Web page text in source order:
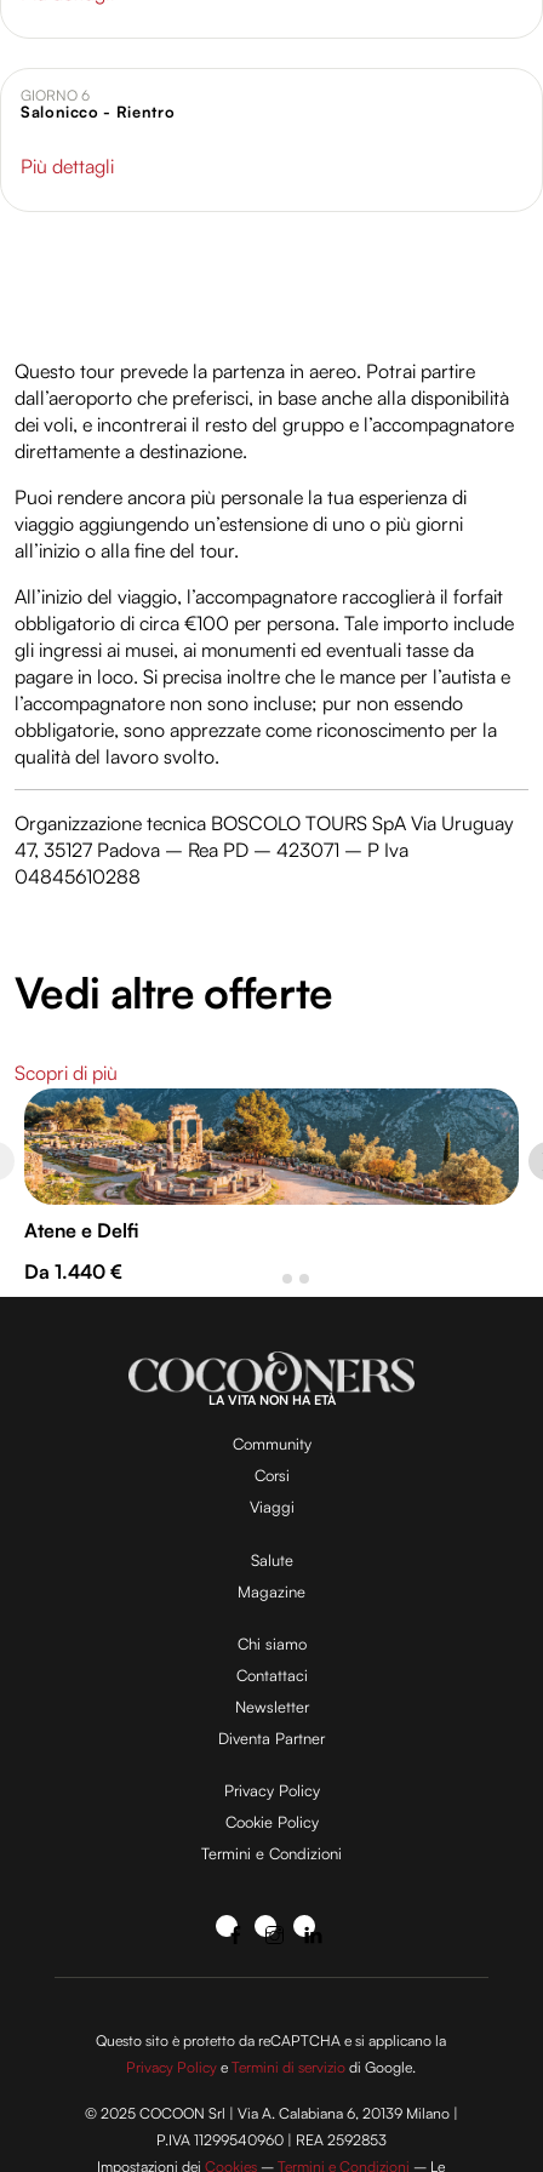
informazioni sul modo in cui utilizzi il nostro sito con i
nostri partner che si occupano di analisi dei dati web,
pubblicità e social media, i quali potrebbero combinarle
raccolto dal tuo utilizzo dei loro servizi.
GIORNO 6
Salonicco - Rientro
Più dettagli
Questo tour prevede la partenza in aereo. Potrai partire
dall’aeroporto che preferisci, in base anche alla disponibilità
dei voli, e incontrerai il resto del gruppo e l’accompagnatore
direttamente a destinazione.
Puoi rendere ancora più personale la tua esperienza di
viaggio aggiungendo un’estensione di uno o più giorni
all’inizio o alla fine del tour.
All’inizio del viaggio, l’accompagnatore raccoglierà il forfait
obbligatorio di circa €100 per persona. Tale importo include
gli ingressi ai musei, ai monumenti ed eventuali tasse da
pagare in loco. Si precisa inoltre che le mance per l’autista e
l’accompagnatore non sono incluse; pur non essendo
obbligatorie, sono apprezzate come riconoscimento per la
qualità del lavoro svolto.
Organizzazione tecnica BOSCOLO TOURS SpA Via Uruguay
47, 35127 Padova – Rea PD – 423071 – P Iva
04845610288
Vedi altre offerte
Scopri di più
Atene e Delfi
Da 1.440 €
LA VITA NON HA ETÀ
Community
Corsi
Viaggi
Salute
Magazine
Chi siamo
Contattaci
Newsletter
Diventa Partner
Privacy Policy
Cookie Policy
Termini e Condizioni
Questo sito è protetto da reCAPTCHA e si applicano la
Privacy Policy eTermini di servizio di Google.
© 2025 COCOON Srl | Via A. Calabiana 6, 20139 Milano |
P.IVA 11299540960 | REA 2592853
Impostazioni deiCookies –Termini e Condizioni – Le